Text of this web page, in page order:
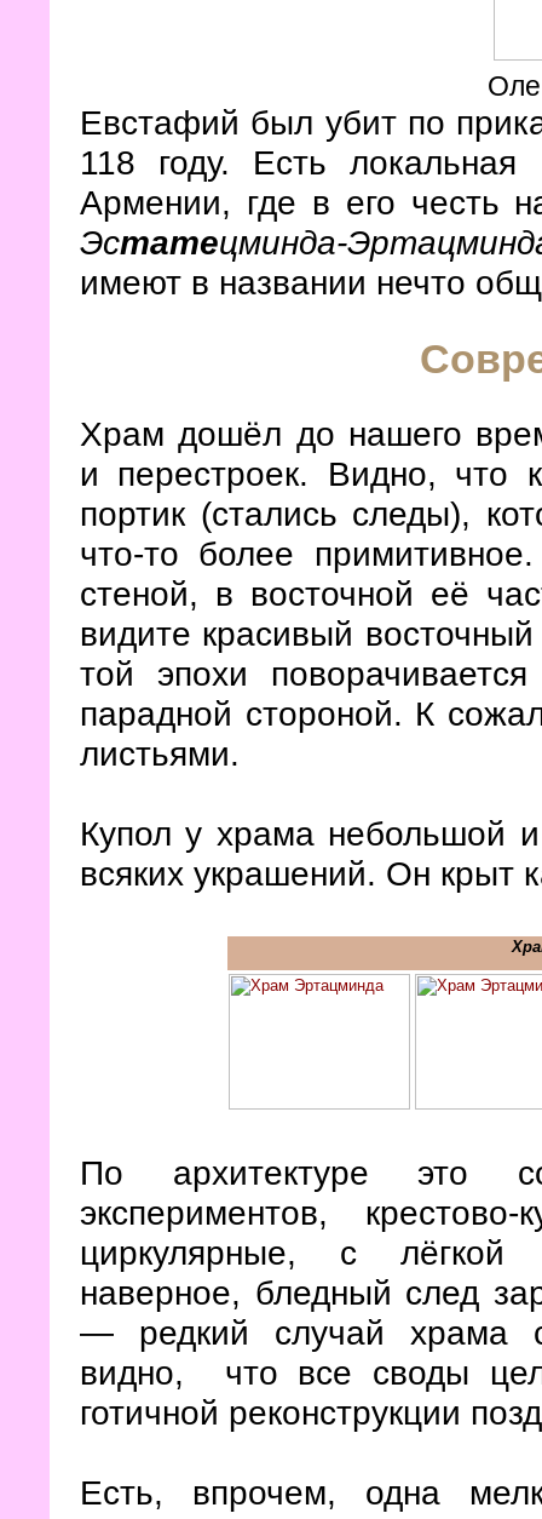
Евстафий был убит по
118 году. Есть
Армении, где в его честь
Эстатецминда-
имеют в названии нечто
Храм дошёл до нашего
и перестроек. Видно, что
портик (стались следы),
что-то более
стеной, в восточной её
видите красивый
той эпохи
парадной стороной. К
листьями.
Купол у храма небольшой
всяких украшений. Он крыт
По архитектуре это
экспериментов,
циркулярные, с лёгкой
наверное, бледный след
— редкий случай храма
видно, что все своды
готичной реконструкции
Есть, впрочем, одна